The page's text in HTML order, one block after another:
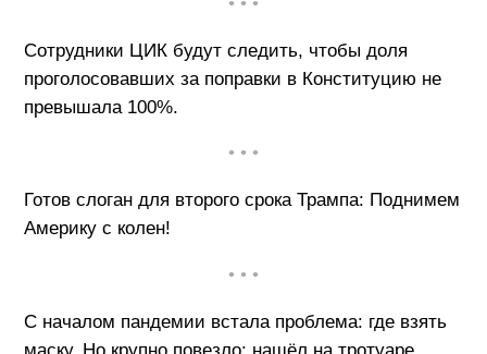
Сотрудники ЦИК будут следить, чтобы доля
проголосовавших за поправки в Конституцию не
превышала 100%.
• • •
Готов слоган для второго срока Трампа: Поднимем
Америку с колен!
• • •
С началом пандемии встала проблема: где взять